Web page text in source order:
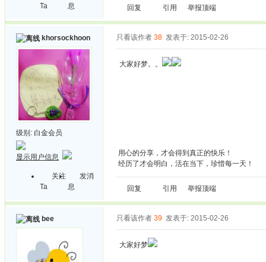
Ta
息
回复 引用 举报顶端
khorsockhoon
级别: 白金会员
显示用户信息
关注
Ta
发消
息
只看该作者 38 发表于: 2015-02-26
大家好梦。。
用心的分享，才会得到真正的快乐！
经历了才会明白，活在当下，珍惜每一天！
回复 引用 举报顶端
bee 只看该作者 39 发表于: 2015-02-26
大家好梦